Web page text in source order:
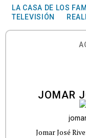
LA CASA DE LOS
TELEVISIÓN
JOMAR
Jomar José